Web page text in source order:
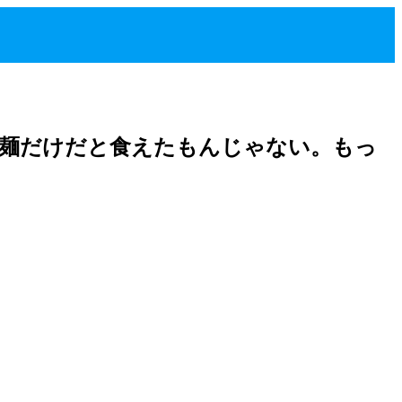
だけだと食えたもんじゃない。もっ